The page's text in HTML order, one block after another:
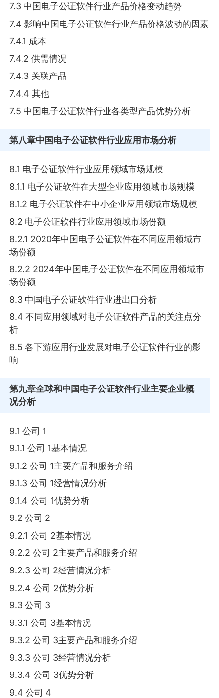
7.3 中国电子公证软件行业产品价格变动趋势
7.4 影响中国电子公证软件行业产品价格波动的因素
7.4.1 成本
7.4.2 供需情况
7.4.3 关联产品
7.4.4 其他
7.5 中国电子公证软件行业各类型产品优势分析
第八章中国电子公证软件行业应用市场分析
8.1 电子公证软件行业应用领域市场规模
8.1.1 电子公证软件在大型企业应用领域市场规模
8.1.2 电子公证软件在中小企业应用领域市场规模
8.2 电子公证软件行业应用领域市场份额
8.2.1 2020年中国电子公证软件在不同应用领域市
场份额
8.2.2 2024年中国电子公证软件在不同应用领域市
场份额
8.3 中国电子公证软件行业进出口分析
8.4 不同应用领域对电子公证软件产品的关注点分
析
8.5 各下游应用行业发展对电子公证软件行业的影
响
第九章全球和中国电子公证软件行业主要企业概
况分析
9.1 公司 1
9.1.1 公司 1基本情况
9.1.2 公司 1主要产品和服务介绍
9.1.3 公司 1经营情况分析
9.1.4 公司 1优势分析
9.2 公司 2
9.2.1 公司 2基本情况
9.2.2 公司 2主要产品和服务介绍
9.2.3 公司 2经营情况分析
9.2.4 公司 2优势分析
9.3 公司 3
9.3.1 公司 3基本情况
9.3.2 公司 3主要产品和服务介绍
9.3.3 公司 3经营情况分析
9.3.4 公司 3优势分析
9.4 公司 4